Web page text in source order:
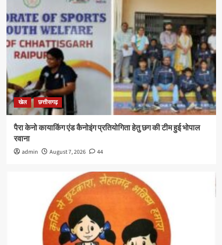
खेल छत्तीसगढ़
पैरा केनो कायाकिंग एंड कैनोइंग प्रतियोगिता हेतु छग की टीम हुई भोपाल
रवाना
admin August 7, 2026 44